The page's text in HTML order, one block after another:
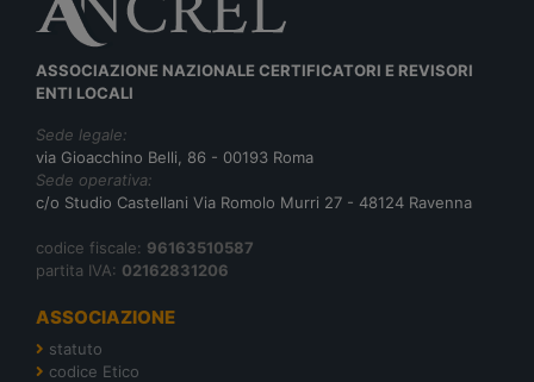
ASSOCIAZIONE NAZIONALE CERTIFICATORI E REVISORI
ENTI LOCALI
Sede legale:
via Gioacchino Belli, 86 - 00193 Roma
Sede operativa:
c/o Studio Castellani Via Romolo Murri 27 - 48124 Ravenna
codice fiscale: 96163510587
partita IVA: 02162831206
ASSOCIAZIONE
statuto
codice Etico